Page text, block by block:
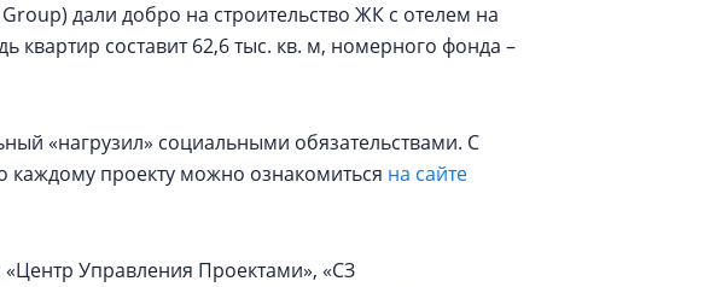
дали добро на строительство ЖК с отелем на
квартир составит 62,6 тыс. кв. м, номерного фонда –
«нагрузил» социальными обязательствами. С
каждому проекту можно ознакомиться на сайте
Управления Проектами», «СЗ